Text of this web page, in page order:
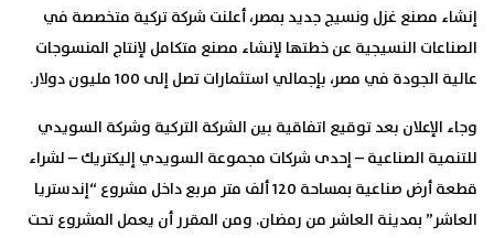
إنشاء مصنع غزل ونسيج جديد بمصر، أعلنت شركة تركية متخصصة في
الصناعات النسيجية عن خطتها لإنشاء مصنع متكامل لإنتاج المنسوجات
عالية الجودة في مصر، بإجمالي استثمارات تصل إلى 100 مليون دولار.
وجاء الإعلان بعد توقيع اتفاقية بين الشركة التركية وشركة السويدي
للتنمية الصناعية – إحدى شركات مجموعة السويدي إليكتريك – لشراء
قطعة أرض صناعية بمساحة 120 ألف متر مربع داخل مشروع “إندستريا
العاشر” بمدينة العاشر من رمضان. ومن المقرر أن يعمل المشروع تحت